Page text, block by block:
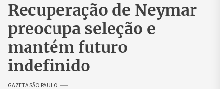
Recuperação de Neymar
preocupa seleção e
mantém futuro
indefinido
GAZETA SÃO PAULO